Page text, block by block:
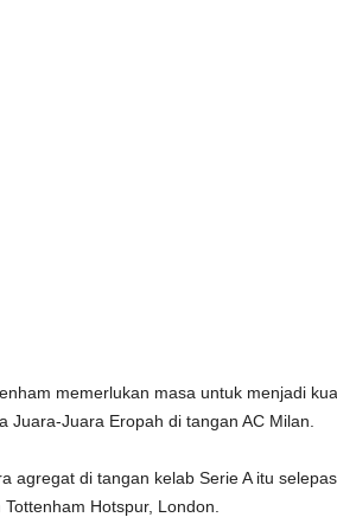
memerlukan masa untuk menjadi
Juara-Juara Eropah di tangan AC Milan.
agregat di tangan kelab Serie A itu
Hotspur, London.